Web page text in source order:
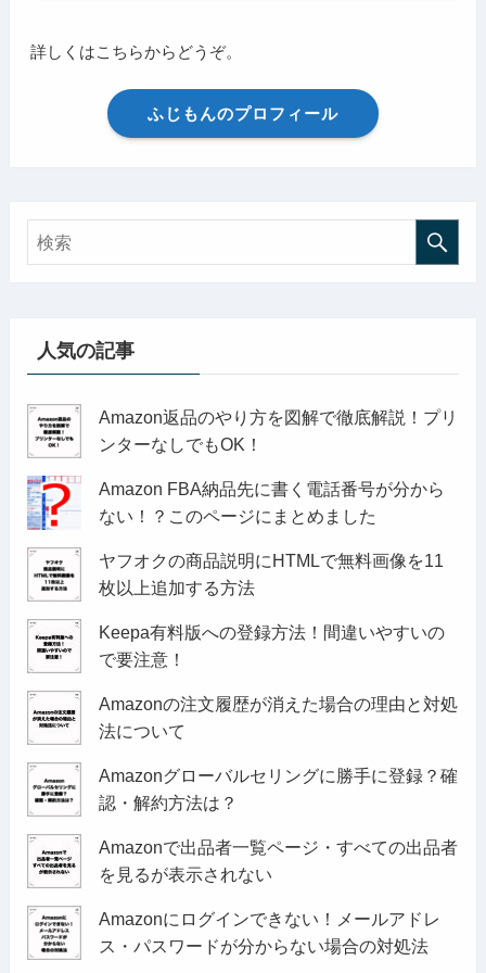
詳しくはこちらからどうぞ。
ふじもんのプロフィール
人気の記事
Amazon返品のやり方を図解で徹底解説！プリ
ンターなしでもOK！
Amazon FBA納品先に書く電話番号が分から
ない！？このページにまとめました
ヤフオクの商品説明にHTMLで無料画像を11
枚以上追加する方法
Keepa有料版への登録方法！間違いやすいの
で要注意！
Amazonの注文履歴が消えた場合の理由と対処
法について
Amazonグローバルセリングに勝手に登録？確
認・解約方法は？
Amazonで出品者一覧ページ・すべての出品者
を見るが表示されない
Amazonにログインできない！メールアドレ
ス・パスワードが分からない場合の対処法